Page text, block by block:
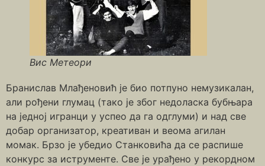
Вис Метеори
Бранислав Млађеновић је био потпуно немузикалан,
али рођени глумац (тако је због недоласка бубњара
на једној игранци у успео да га одглуми) и над све
добар организатор, креативан и веома агилан
момак. Брзо је убедио Станковића да се распише
конкурс за иструменте. Све је урађено у рекордном